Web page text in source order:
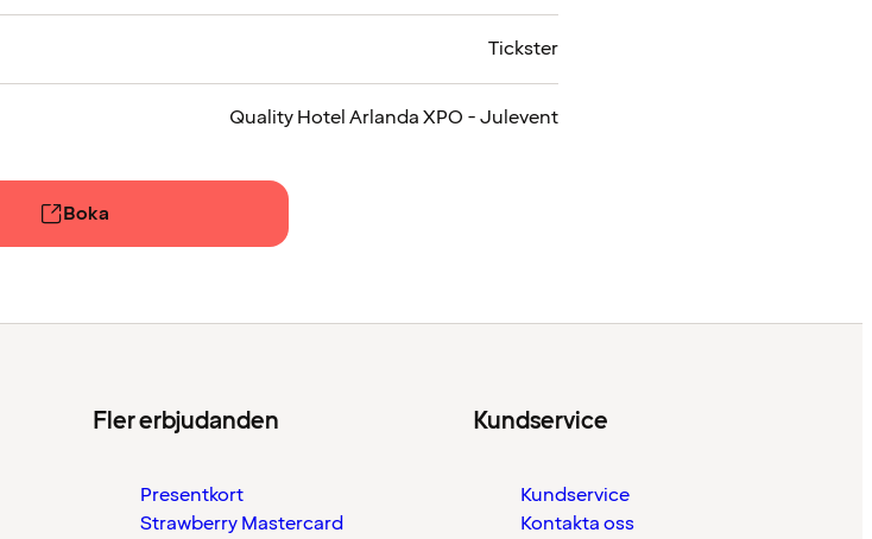
Tickster
Quality Hotel Arlanda XPO - Julevent
Boka
Fler erbjudanden
Presentkort
Strawberry Mastercard
Kundservice
Kundservice
Kontakta oss